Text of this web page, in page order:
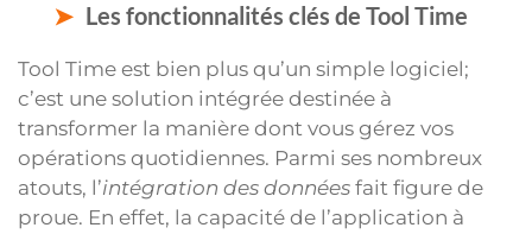
Les fonctionnalités clés de Tool Time
Tool Time est bien plus qu’un simple logiciel;
c’est une solution intégrée destinée à
transformer la manière dont vous gérez vos
opérations quotidiennes. Parmi ses nombreux
atouts, l’intégration des données fait figure de
proue. En effet, la capacité de l’application à